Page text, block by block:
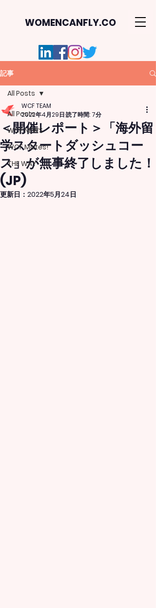
WOMENCANFLY.CO
記事
All Posts
WCF NEWS
WCF Mates!
THE WAY
All Posts
＜開催レポート＞「海外留
学スタートダッシュコー
ス」が無事終了しました！
(JP)
WCF TEAM
2022年4月29日読了時間: 7分
更新日： 2022年5月24日